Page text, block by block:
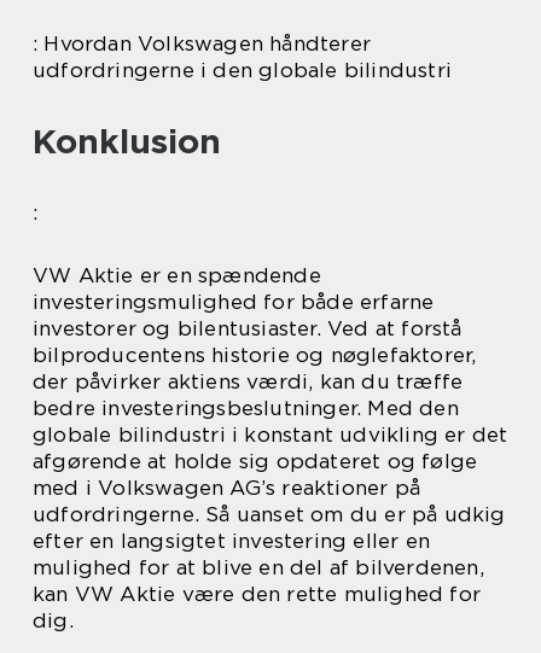
: Hvordan Volkswagen håndterer
udfordringerne i den globale bilindustri
Konklusion
:
VW Aktie er en spændende
investeringsmulighed for både erfarne
investorer og bilentusiaster. Ved at forstå
bilproducentens historie og nøglefaktorer,
der påvirker aktiens værdi, kan du træffe
bedre investeringsbeslutninger. Med den
globale bilindustri i konstant udvikling er det
afgørende at holde sig opdateret og følge
med i Volkswagen AG’s reaktioner på
udfordringerne. Så uanset om du er på udkig
efter en langsigtet investering eller en
mulighed for at blive en del af bilverdenen,
kan VW Aktie være den rette mulighed for
dig.